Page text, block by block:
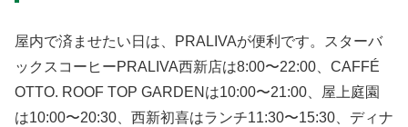
屋内で済ませたい日は、PRALIVAが便利です。スターバ
ックスコーヒーPRALIVA西新店は8:00〜22:00、CAFFÉ
OTTO. ROOF TOP GARDENは10:00〜21:00、屋上庭園
は10:00〜20:30、西新初喜はランチ11:30〜15:30、ディナ